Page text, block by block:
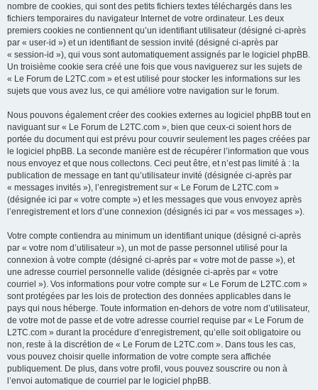
nombre de cookies, qui sont des petits fichiers textes téléchargés dans les
fichiers temporaires du navigateur Internet de votre ordinateur. Les deux
premiers cookies ne contiennent qu’un identifiant utilisateur (désigné ci-après
par « user-id ») et un identifiant de session invité (désigné ci-après par
« session-id »), qui vous sont automatiquement assignés par le logiciel phpBB.
Un troisième cookie sera créé une fois que vous naviguerez sur les sujets de
« Le Forum de L2TC.com » et est utilisé pour stocker les informations sur les
sujets que vous avez lus, ce qui améliore votre navigation sur le forum.
Nous pouvons également créer des cookies externes au logiciel phpBB tout en
naviguant sur « Le Forum de L2TC.com », bien que ceux-ci soient hors de
portée du document qui est prévu pour couvrir seulement les pages créées par
le logiciel phpBB. La seconde manière est de récupérer l’information que vous
nous envoyez et que nous collectons. Ceci peut être, et n’est pas limité à : la
publication de message en tant qu’utilisateur invité (désignée ci-après par
« messages invités »), l’enregistrement sur « Le Forum de L2TC.com »
(désignée ici par « votre compte ») et les messages que vous envoyez après
l’enregistrement et lors d’une connexion (désignés ici par « vos messages »).
Votre compte contiendra au minimum un identifiant unique (désigné ci-après
par « votre nom d’utilisateur »), un mot de passe personnel utilisé pour la
connexion à votre compte (désigné ci-après par « votre mot de passe »), et
une adresse courriel personnelle valide (désignée ci-après par « votre
courriel »). Vos informations pour votre compte sur « Le Forum de L2TC.com »
sont protégées par les lois de protection des données applicables dans le
pays qui nous héberge. Toute information en-dehors de votre nom d’utilisateur,
de votre mot de passe et de votre adresse courriel requise par « Le Forum de
L2TC.com » durant la procédure d’enregistrement, qu’elle soit obligatoire ou
non, reste à la discrétion de « Le Forum de L2TC.com ». Dans tous les cas,
vous pouvez choisir quelle information de votre compte sera affichée
publiquement. De plus, dans votre profil, vous pouvez souscrire ou non à
l’envoi automatique de courriel par le logiciel phpBB.